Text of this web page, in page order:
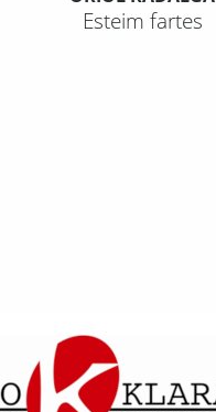
Esteim fartes